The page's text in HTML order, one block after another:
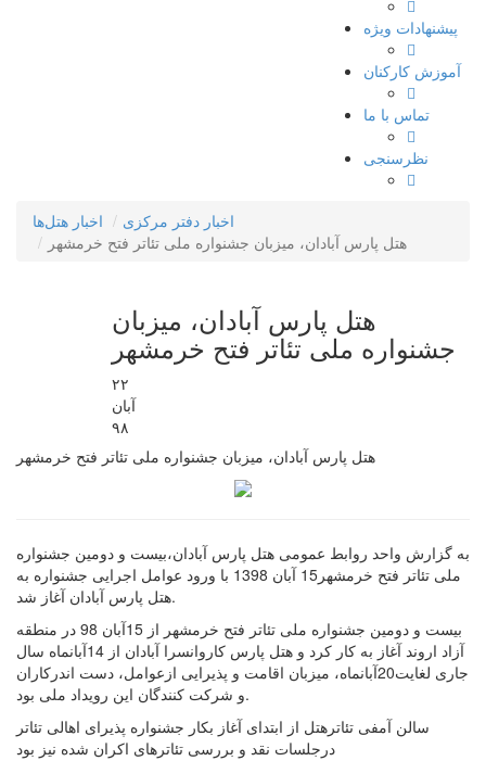
پیشنهادات ویژه
آموزش کارکنان
تماس با ما
نظرسنجی
اخبار هتل‌ها
اخبار دفتر مرکزی
هتل پارس آبادان، میزبان جشنواره ملی تئاتر فتح خرمشهر
هتل پارس آبادان، میزبان
جشنواره ملی تئاتر فتح خرمشهر
۲۲
آبان
۹۸
هتل پارس آبادان، میزبان جشنواره ملی تئاتر فتح خرمشهر
به گزارش واحد روابط عمومی هتل پارس آبادان،بیست و دومین جشنواره
ملی تئاتر فتح خرمشهر15 آبان 1398 با ورود عوامل اجرایی جشنواره به
هتل پارس آبادان آغاز شد.
بیست و دومین جشنواره ملی تئاتر فتح خرمشهر از 15آبان 98 در منطقه
آزاد اروند آغاز به کار کرد و هتل پارس کاروانسرا آبادان از 14آبانماه سال
جاری لغایت20آبانماه، میزبان اقامت و پذیرایی ازعوامل، دست اندرکاران
و شرکت کنندگان این رویداد ملی بود.
سالن آمفی تئاترهتل از ابتدای آغاز بکار جشنواره پذیرای اهالی تئاتر
درجلسات نقد و بررسی تئاترهای اکران شده نیز بود